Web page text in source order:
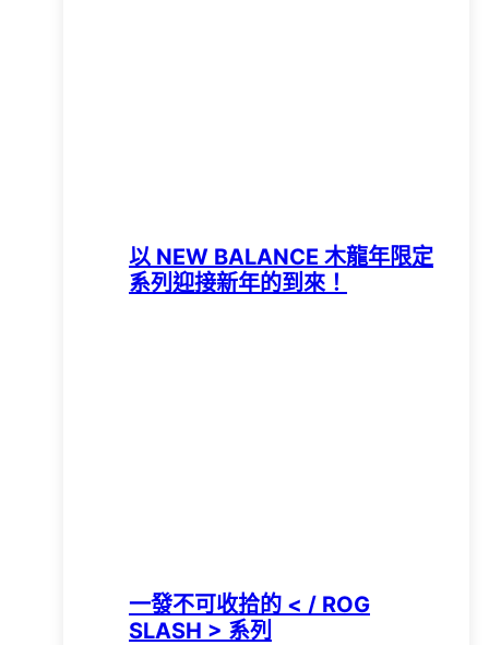
以 NEW BALANCE 木龍年限定
系列迎接新年的到來！
一發不可收拾的 < / ROG
SLASH > 系列